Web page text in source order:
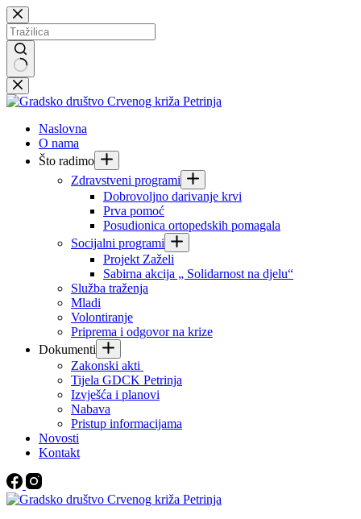
Preskoči
na
sadržaj
Nema
rezultata.
Naslovna
O nama
Što radimo
Zdravstveni programi
Dobrovoljno darivanje krvi
Prva pomoć
Posudionica ortopedskih pomagala
Socijalni programi
Projekt Zaželi
Sabirna akcija „ Solidarnost na djelu“
Služba traženja
Mladi
Volontiranje
Priprema i odgovor na krize
Dokumenti
Zakonski akti
Tijela GDCK Petrinja
Izvješća i planovi
Nabava
Pristup informacijama
Novosti
Kontakt